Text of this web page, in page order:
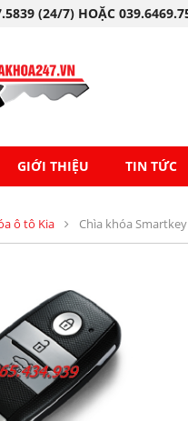
(24/7) HOẶC
GIỚI THIỆU TIN TỨC
ô tô Kia Chìa khóa